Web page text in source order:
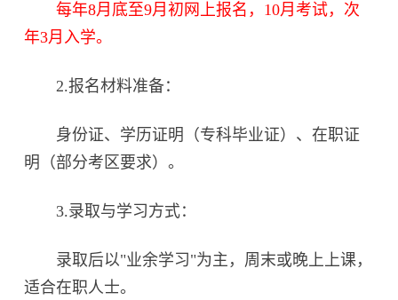
每年8月底至9月初网上报名，10月考试，次
年3月入学。
2.报名材料准备：
身份证、学历证明（专科毕业证）、在职证
明（部分考区要求）。
3.录取与学习方式：
录取后以"业余学习"为主，周末或晚上上课，
适合在职人士。